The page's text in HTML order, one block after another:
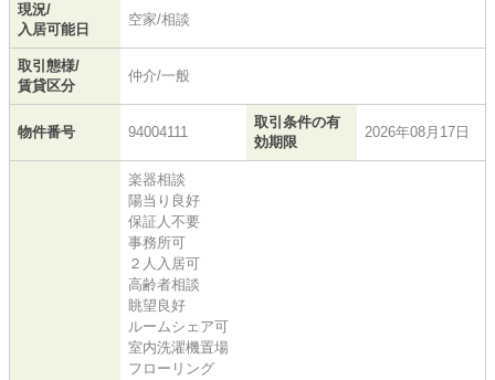
現況/
入居可能日
空家/相談
取引態様/
賃貸区分
仲介/一般
物件番号 94004111
取引条件の有
効期限
2026年08月17日
楽器相談
陽当り良好
保証人不要
事務所可
２人入居可
高齢者相談
眺望良好
ルームシェア可
室内洗濯機置場
フローリング